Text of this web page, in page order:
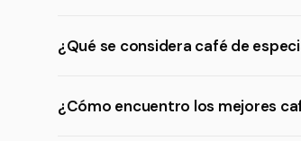
¿Qué se considera café de
¿Cómo encuentro los mejores